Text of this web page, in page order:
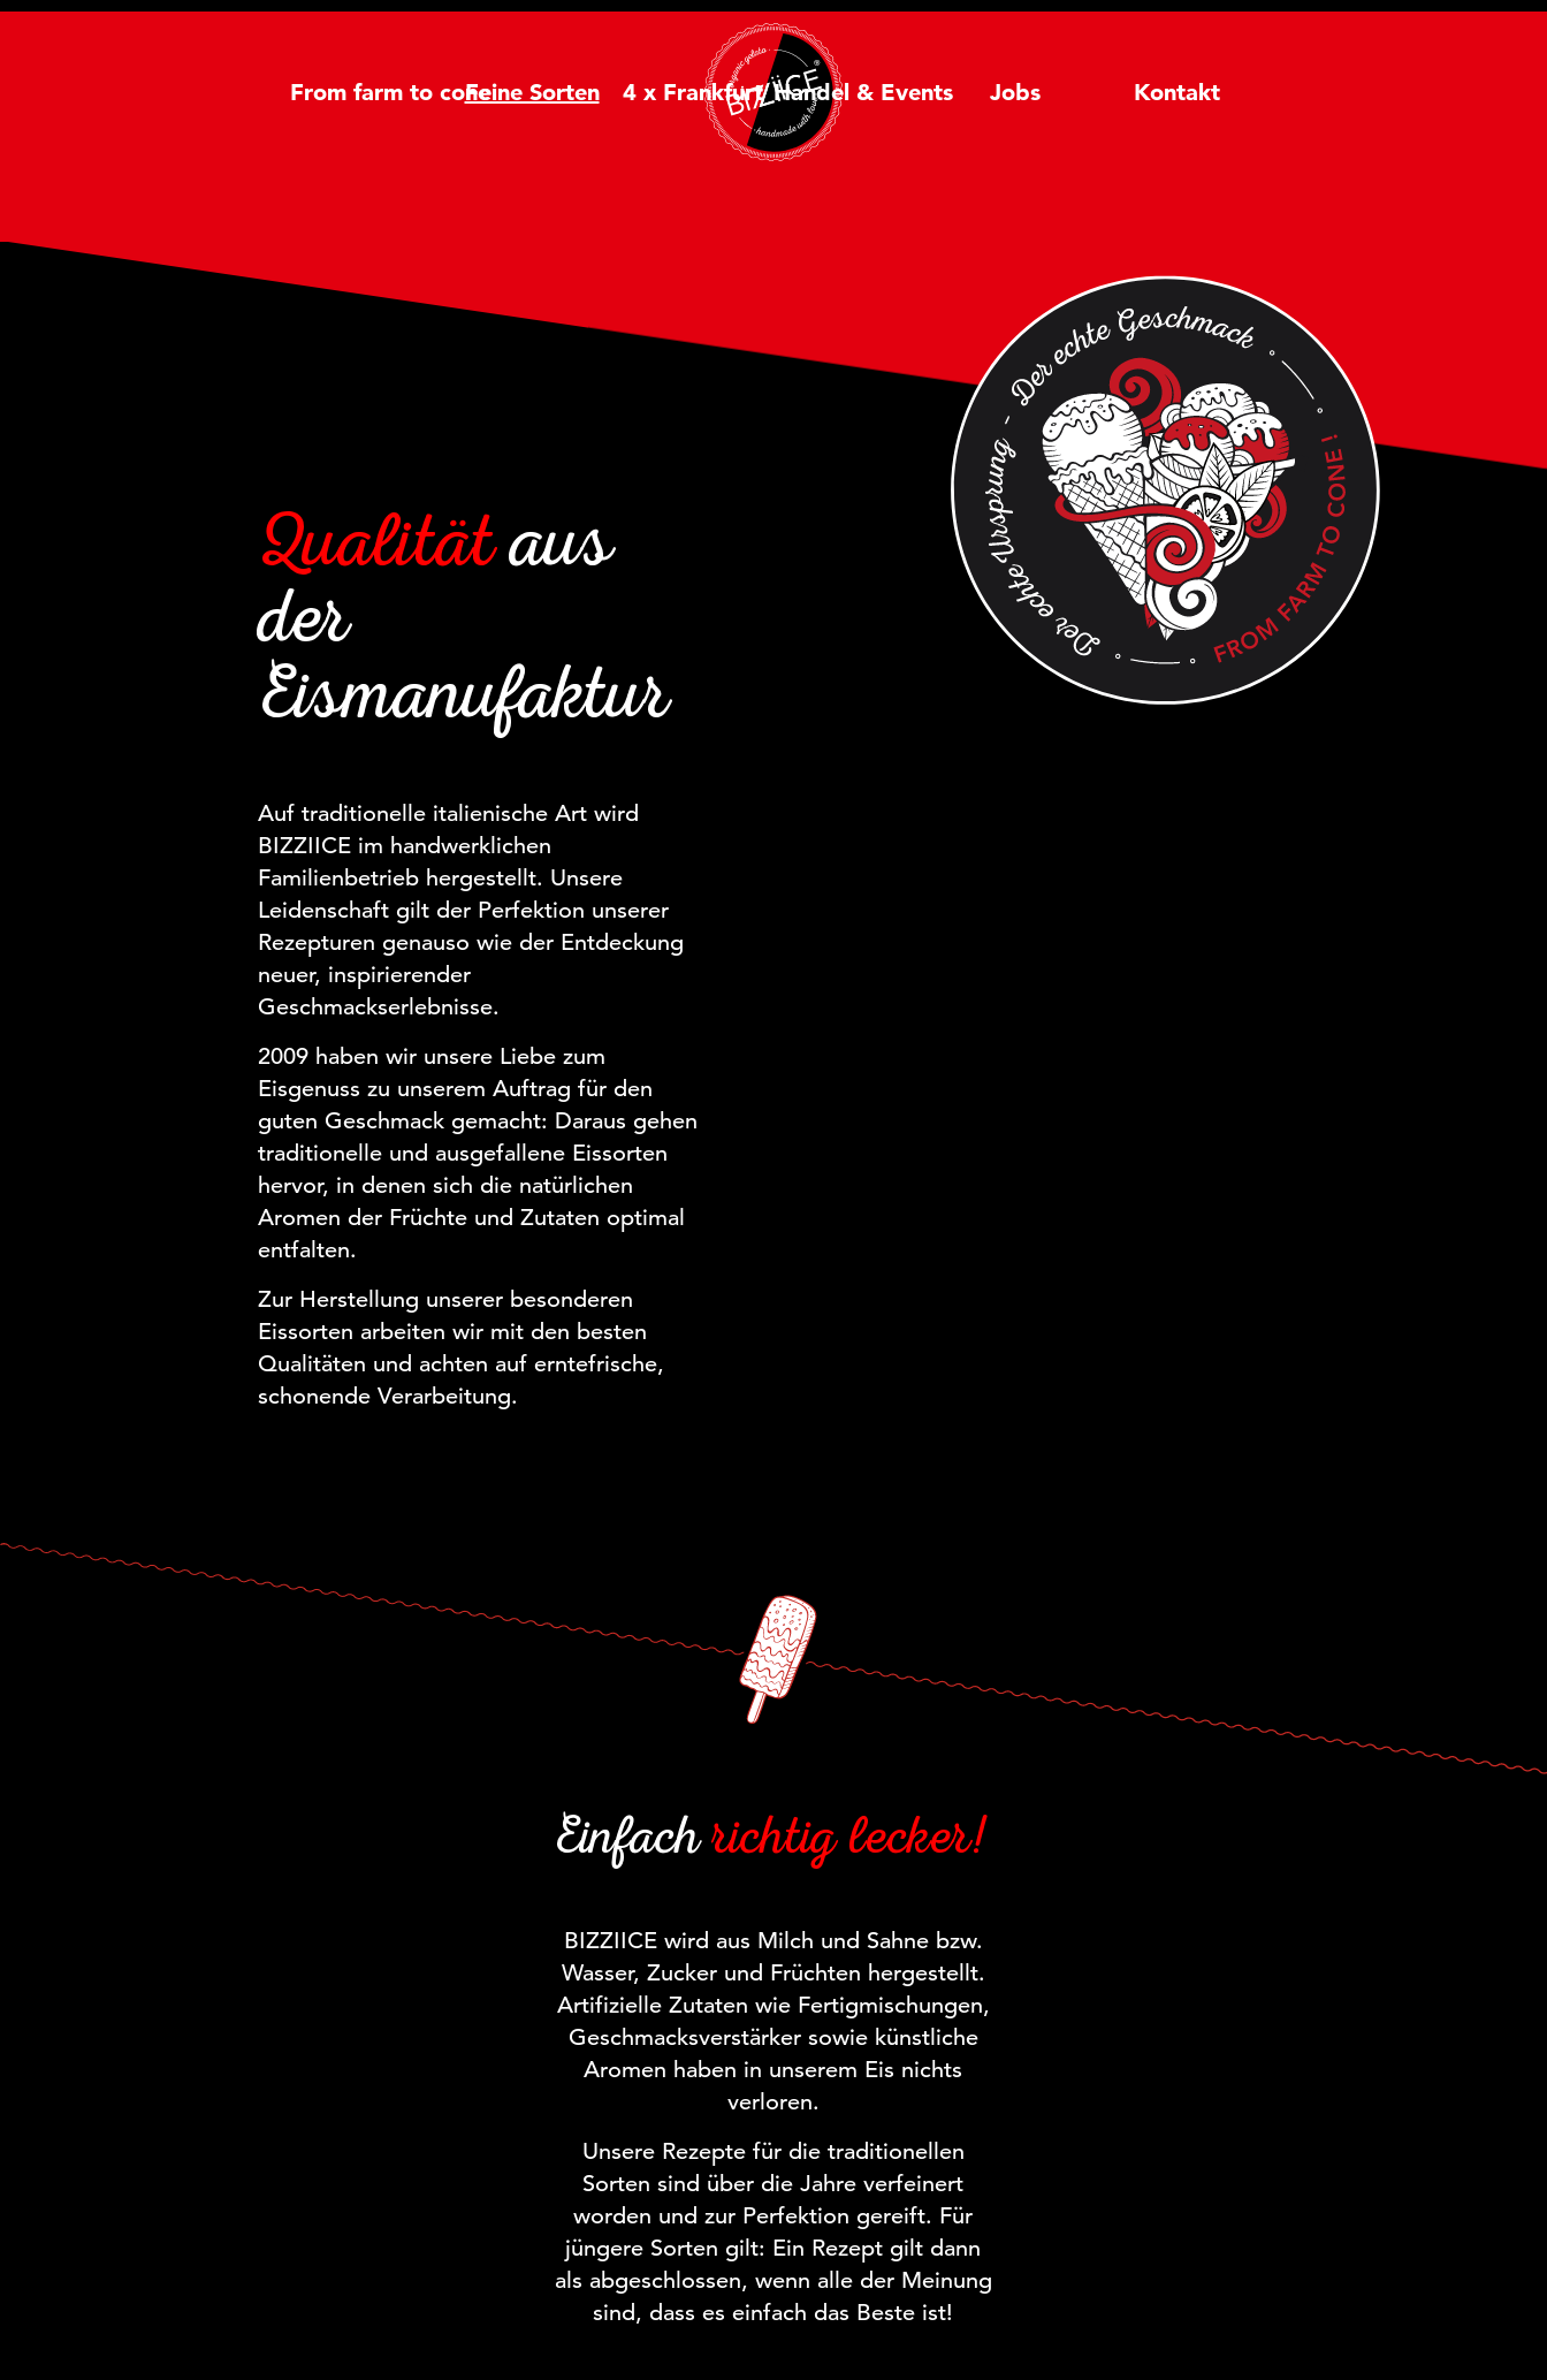
From farm to coneFeine Sorten 4 x Frankfurt Handel & Events Jobs Kontakt
Qualitätaus
der
Eismanufaktur
Auf traditionelle italienische Art wird
BIZZIICE im handwerklichen
Familienbetrieb hergestellt. Unsere
Leidenschaft gilt der Perfektion unserer
Rezepturen genauso wie der Entdeckung
neuer, inspirierender
Geschmackserlebnisse.
2009 haben wir unsere Liebe zum
Eisgenuss zu unserem Auftrag für den
guten Geschmack gemacht: Daraus gehen
traditionelle und ausgefallene Eissorten
hervor, in denen sich die natürlichen
Aromen der Früchte und Zutaten optimal
entfalten.
Zur Herstellung unserer besonderen
Eissorten arbeiten wir mit den besten
Qualitäten und achten auf erntefrische,
schonende Verarbeitung.
Einfachrichtig lecker!
BIZZIICE wird aus Milch und Sahne bzw.
Wasser, Zucker und Früchten hergestellt.
Artifizielle Zutaten wie Fertigmischungen,
Geschmacksverstärker sowie künstliche
Aromen haben in unserem Eis nichts
verloren.
Unsere Rezepte für die traditionellen
Sorten sind über die Jahre verfeinert
worden und zur Perfektion gereift. Für
jüngere Sorten gilt: Ein Rezept gilt dann
als abgeschlossen, wenn alle der Meinung
sind, dass es einfach das Beste ist!